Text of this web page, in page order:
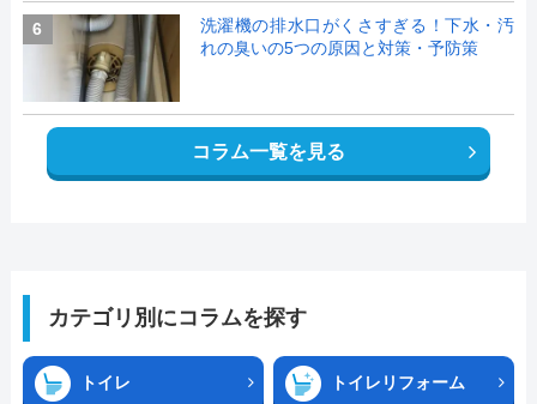
6
洗濯機の排水口がくさすぎる！下水・汚
れの臭いの5つの原因と対策・予防策
コラム一覧を見る
カテゴリ別にコラムを探す
トイレ トイレリフォーム